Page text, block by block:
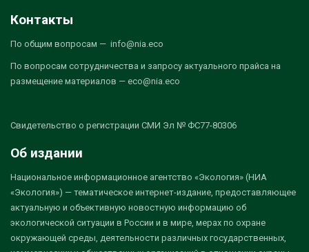
Контакты
По общим вопросам — info@nia.eco
По вопросам сотрудничества и запросу актуального прайса на
размещение материалов — eco@nia.eco
Свидетельство о регистрации СМИ Эл № ФС77-80306
Об издании
Национальное информационное агентство «Экология» (НИА
«Экология») — тематическое интернет-издание, предоставляющее
актуальную и объективную новостную информацию об
экологической ситуации в России и в мире, мерах по охране
окружающей среды, деятельности различных государственных,